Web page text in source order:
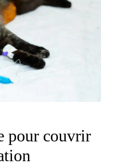
pour couvrir